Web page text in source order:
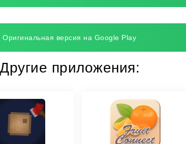
Оригинальная версия на Google Play
Другие приложения: